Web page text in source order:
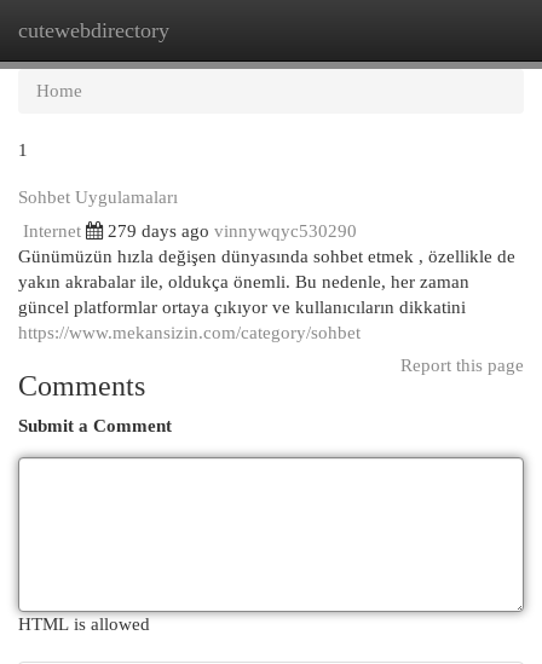
cutewebdirectory
Home
1
Sohbet Uygulamaları
Internet
279 days ago vinnywqyc530290
Günümüzün hızla değişen dünyasında sohbet etmek , özellikle de
yakın akrabalar ile, oldukça önemli. Bu nedenle, her zaman
güncel platformlar ortaya çıkıyor ve kullanıcıların dikkatini
https://www.mekansizin.com/category/sohbet
Report this page
Comments
Submit a Comment
HTML is allowed